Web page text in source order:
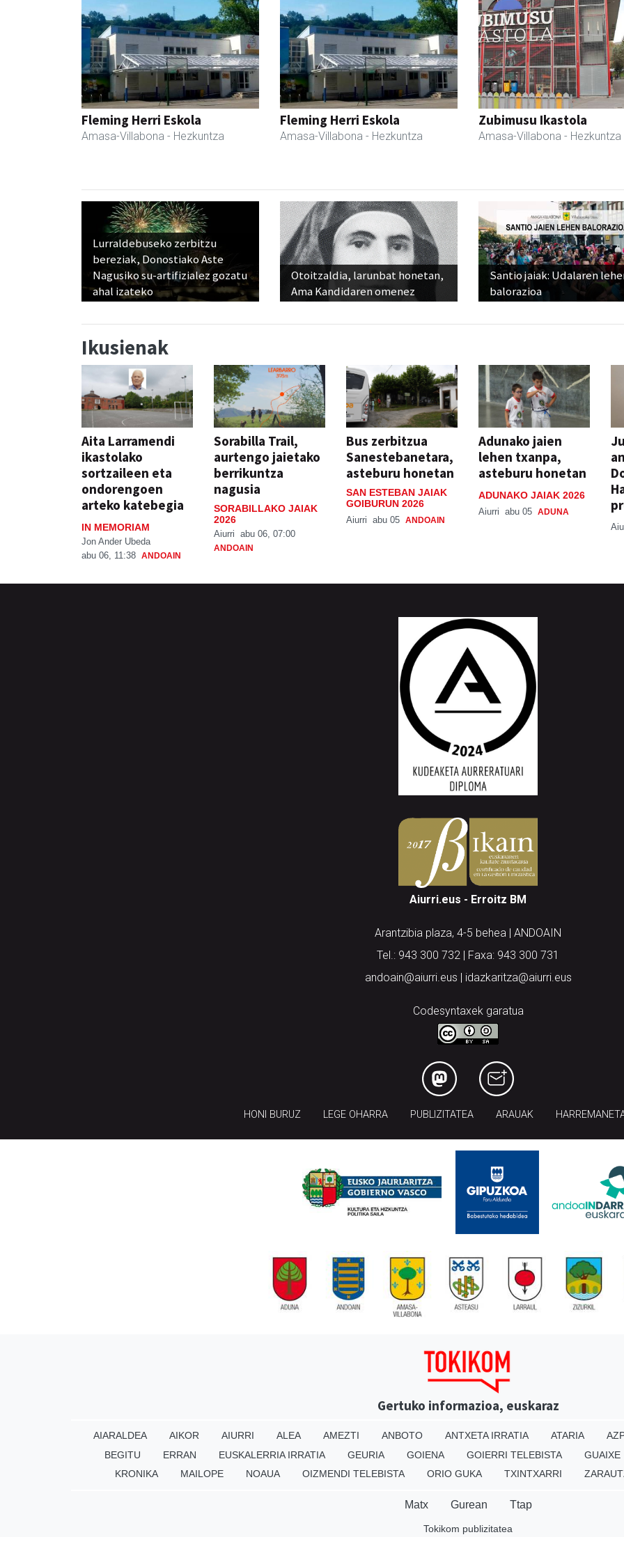
Fleming Herri Eskola
Amasa-Villabona - Hezkuntza
Fleming Herri Eskola
Amasa-Villabona - Hezkuntza
Zubimusu Ikastola
Amasa-Villabona - Hezkuntza
Lurraldebuseko zerbitzu
bereziak, Donostiako Aste
Nagusiko su-artifizialez gozatu
ahal izateko
Otoitzaldia, larunbat honetan,
Ama Kandidaren omenez
Santio jaiak: Udalaren
balorazioa
Ikusienak
Aita Larramendi
ikastolako
sortzaileen eta
ondorengoen
arteko katebegia
IN MEMORIAM
Jon Ander Ubeda
abu 06, 11:38 ANDOAIN
Sorabilla Trail,
aurtengo jaietako
berrikuntza
nagusia
SORABILLAKO JAIAK
2026
Aiurri abu 06, 07:00
ANDOAIN
Bus zerbitzua
Sanestebanetara,
asteburu honetan
SAN ESTEBAN JAIAK
GOIBURUN 2026
Aiurri abu 05 ANDOAIN
Adunako jaien
lehen txanpa,
asteburu honetan
ADUNAKO JAIAK 2026
Aiurri abu 05 ADUNA
Aiurri.eus - Erroitz BM
Arantzibia plaza, 4-5 behea | ANDOAIN
Tel.: 943 300 732 | Faxa: 943 300 731
andoain@aiurri.eus | idazkaritza@aiurri.eus
Codesyntaxek garatua
HONI BURUZ LEGE OHARRA PUBLIZITATEA ARAUAK
Gertuko informazioa, euskaraz
AIARALDEA AIKOR AIURRI ALEA AMEZTI ANBOTO ANTXETA IRRATIA ATARIA
BEGITU
ERRAN EUSKALERRIA IRRATIA GEURIA GOIENA GOIERRI TELEBISTA GUAIXE
KRONIKA
MAILOPE NOAUA OIZMENDI TELEBISTA ORIO GUKA TXINTXARRI
Matx Gurean Ttap
Tokikom publizitatea